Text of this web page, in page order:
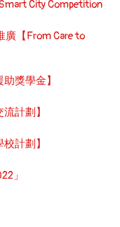
City Competition
【From Care to
獎學金】
計劃】
計劃】
」